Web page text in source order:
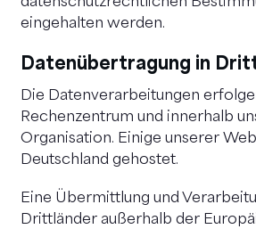
eingehalten werden.
Datenübertragung in
Die Datenverarbeitungen
Rechenzentrum und innerhalb
Organisation. Einige unserer
Deutschland gehostet.
Eine Übermittlung und
Drittländer außerhalb der